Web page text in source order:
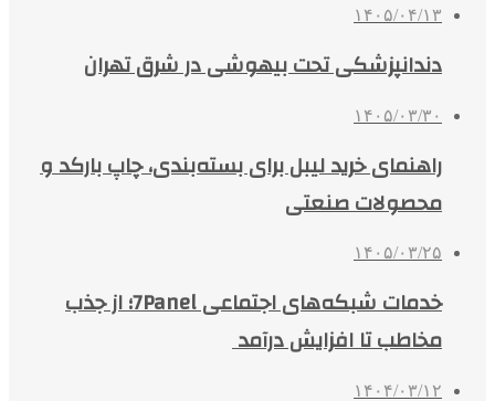
۱۴۰۵/۰۴/۱۳
دندانپزشکی تحت بیهوشی در شرق تهران
۱۴۰۵/۰۳/۳۰
راهنمای خرید لیبل برای بسته‌بندی، چاپ بارکد و
محصولات صنعتی
۱۴۰۵/۰۳/۲۵
خدمات شبکه‌های اجتماعی 7Panel؛ از جذب
مخاطب تا افزایش درآمد
۱۴۰۴/۰۳/۱۲